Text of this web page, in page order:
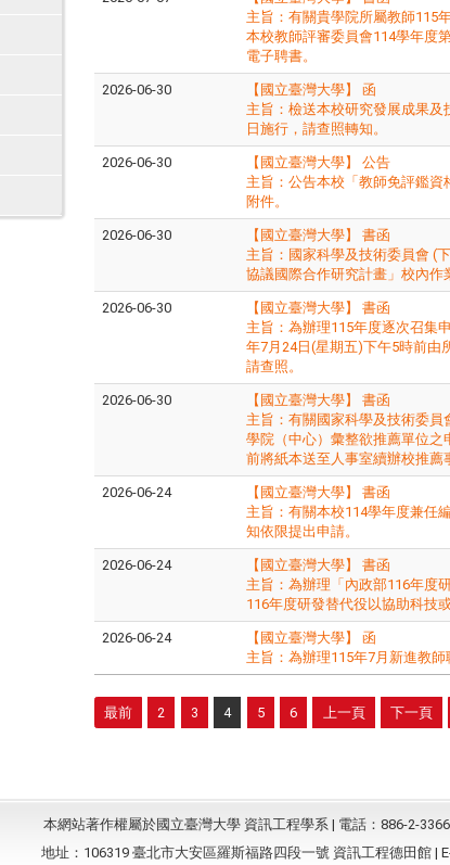
主旨：有關貴學院所屬教師115
本校教師評審委員會114學年度
電子聘書。
2026-06-30
【國立臺灣大學】 函
主旨：​檢送本校研究發展成果
日施行，請查照轉知。
2026-06-30
【國立臺灣大學】 公告
主旨：​公告本校「教師免評鑑
附件。
2026-06-30
【國立臺灣大學】 書函
主旨：​國家科學及技術委員會 (
協議國際合作研究計畫」校內作
2026-06-30
【國立臺灣大學】 書函
主旨：為辦理115年度逐次召集
年7月24日(星期五)下午5時前由
請查照。
2026-06-30
【國立臺灣大學】 書函
主旨：​有關國家科學及技術委
學院（中心）彙整欲推薦單位之
前將紙本送至人事室續辦校推薦
2026-06-24
【國立臺灣大學】 書函
主旨：有關本校114學年度兼任
知依限提出申請。
2026-06-24
【國立臺灣大學】 書函
主旨：為辦理「內政部116年度
116年度研發替代役以協助科技
2026-06-24
【國立臺灣大學】 函
主旨：為辦理115年7月新進教
最前 2 3 4 5 6 上一頁 下一頁
本網站著作權屬於國立臺灣大學 資訊工程學系 | 電話：886-2-
地址：106319 臺北市大安區羅斯福路四段一號 資訊工程德田館 |